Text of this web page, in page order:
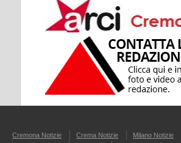
Cremona Notizie Crema Notizie Milano Notizie